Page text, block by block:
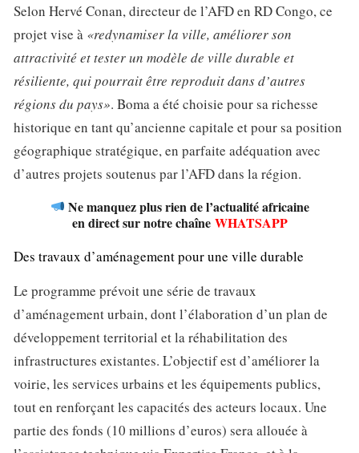
Selon Hervé Conan, directeur de l’AFD en RD Congo, ce
projet vise à «redynamiser la ville, améliorer son
attractivité et tester un modèle de ville durable et
résiliente, qui pourrait être reproduit dans d’autres
régions du pays». Boma a été choisie pour sa richesse
historique en tant qu’ancienne capitale et pour sa position
géographique stratégique, en parfaite adéquation avec
d’autres projets soutenus par l’AFD dans la région.
Ne manquez plus rien de l’actualité africaine
en direct sur notre chaîne WHATSAPP
Des travaux d’aménagement pour une ville durable
Le programme prévoit une série de travaux
d’aménagement urbain, dont l’élaboration d’un plan de
développement territorial et la réhabilitation des
infrastructures existantes. L’objectif est d’améliorer la
voirie, les services urbains et les équipements publics,
tout en renforçant les capacités des acteurs locaux. Une
partie des fonds (10 millions d’euros) sera allouée à